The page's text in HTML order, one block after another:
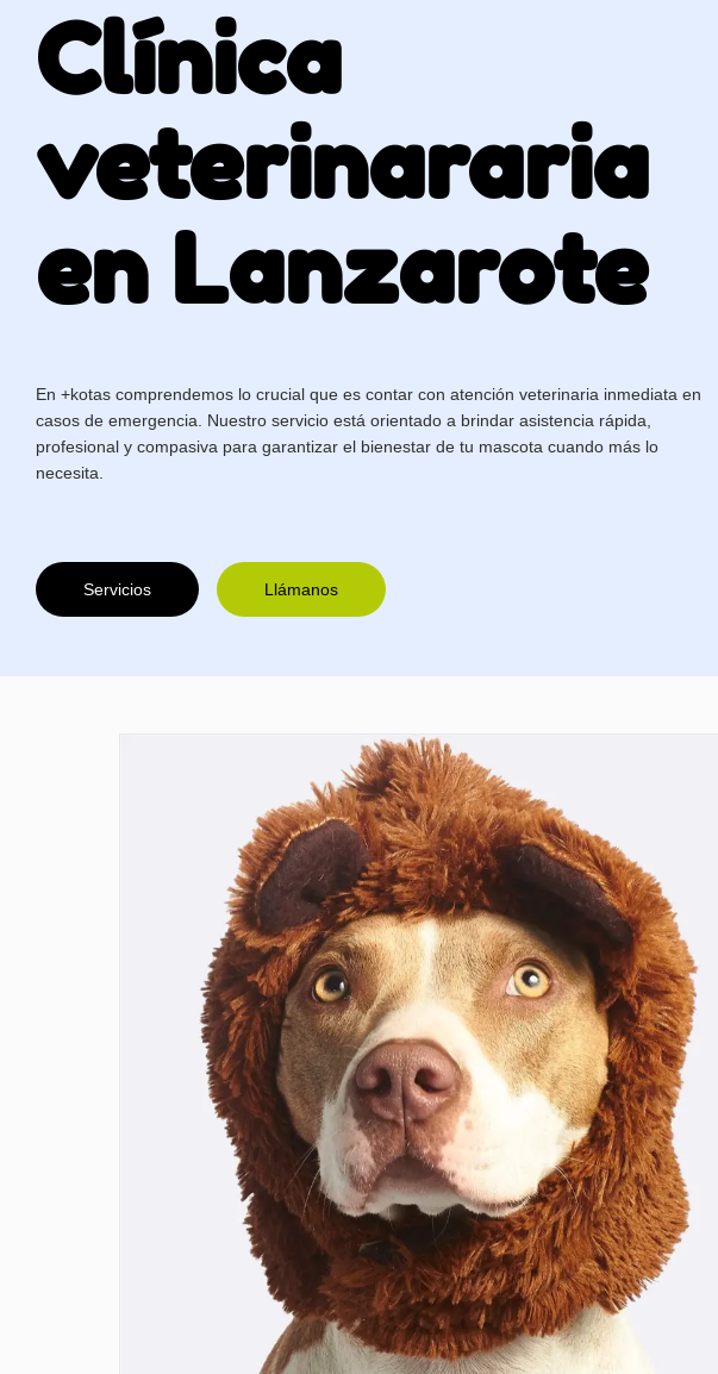
Clínica
veterinararia
en Lanzarote
En +kotas comprendemos lo crucial que es contar con atención veterinaria inmediata en
casos de emergencia. Nuestro servicio está orientado a brindar asistencia rápida,
profesional y compasiva para garantizar el bienestar de tu mascota cuando más lo
necesita.
Servicios Llámanos